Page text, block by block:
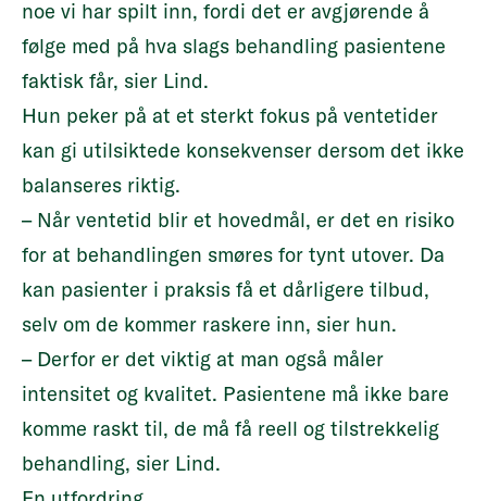
noe vi har spilt inn, fordi det er avgjørende å
følge med på hva slags behandling pasientene
faktisk får, sier Lind.
Hun peker på at et sterkt fokus på ventetider
kan gi utilsiktede konsekvenser dersom det ikke
balanseres riktig.
– Når ventetid blir et hovedmål, er det en risiko
for at behandlingen smøres for tynt utover. Da
kan pasienter i praksis få et dårligere tilbud,
selv om de kommer raskere inn, sier hun.
– Derfor er det viktig at man også måler
intensitet og kvalitet. Pasientene må ikke bare
komme raskt til, de må få reell og tilstrekkelig
behandling, sier Lind.